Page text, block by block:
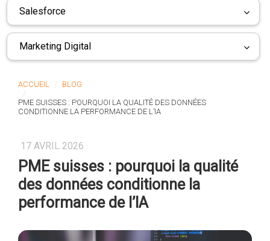
Salesforce
Marketing Digital
ACCUEIL
BLOG
PME SUISSES : POURQUOI LA QUALITÉ DES DONNÉES
CONDITIONNE LA PERFORMANCE DE L’IA
17 AVRIL 2026
PME suisses : pourquoi la qualité
des données conditionne la
performance de l’IA